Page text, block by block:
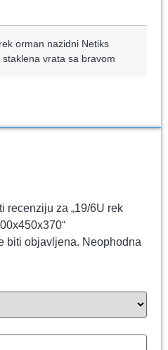
orman nazidni Netiks
staklena vrata sa bravom
recenziju za „19/6U rek
biti objavljena. Neophodna